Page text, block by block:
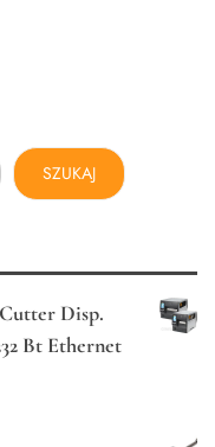
SZUKAJ
Disp.
Bt Ethernet